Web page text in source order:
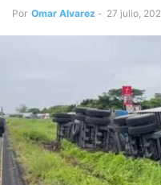
Por Omar Alvarez - 27 julio,